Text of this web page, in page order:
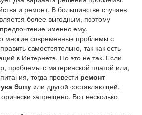
и ремонт. В большинстве случаев
более выгодным, поэтому
именно ему.
многие современные проблемы с
самостоятельно, так как есть
в Интернете. Но это не так. Если
проблемы с материнской платой или,
тогда провести ремонт
Sony или другой составляющей,
запрещено. Вот несколько